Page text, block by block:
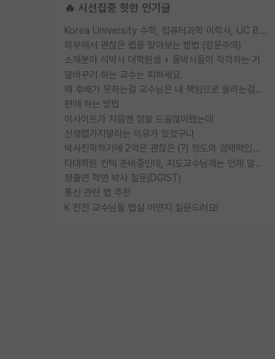
🔥 시선집중 핫한 인기글
Korea University 수학, 컴퓨터과학 이학사, UC Berkeley 산업공학 대학원 공학박사가 되는 것은 쉽지 않겠죠?
외부에서 괜찮은 랩을 알아보는 방법 (장문주의)
소재분야 석박사 대학원생 + 물박사들이 착각하는 거
말바꾸기 하는 교수는 피하세요
왜 후배가 못하는걸 교수님은 내 책임으로 돌리는걸까요?
편애 하는 방법
이사이트가 처음엔 정말 도움많이됐는데
신생랩가지말라는 이유가 있었구나
박사진학하기에 2억은 괜찮은 (?) 정도의 경제력인가요
타대학원 컨텍 준비중인데, 지도교수님께는 언제 말씀드려야 할까요?
정출연 학연 박사 질문(DGIST)
통신 관련 랩 추천
K 전전 교수님들 랩실 어떤지 질문드려요!